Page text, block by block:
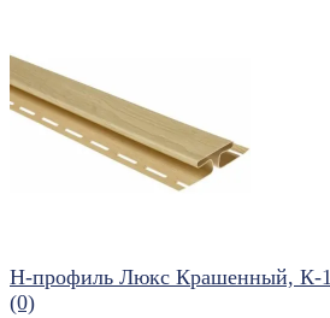
избранное сравнить
Н-профиль Люкс Крашенный, К-
(0)